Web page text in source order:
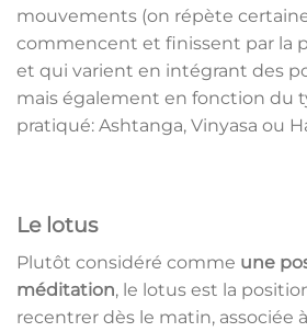
mouvements (on répète
commencent et finissent par la
et qui varient en intégrant des
mais également en fonction du
pratiqué: Ashtanga, Vinyasa ou
Le lotus
Plutôt considéré comme une
méditation, le lotus est la
recentrer dès le matin, associée